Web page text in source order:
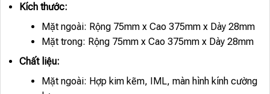
Kích thước:
Mặt ngoài: Rộng 75mm x Cao 375mm x Dày 28mm
Mặt trong: Rộng 75mm x Cao 375mm x Dày 28mm
Chất liệu:
Mặt ngoài: Hợp kim kẽm, IML, màn hình kính cường